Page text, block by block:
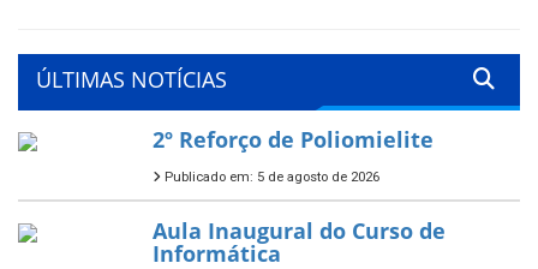
ÚLTIMAS NOTÍCIAS
2º Reforço de Poliomielite
Publicado em: 5 de agosto de 2026
Aula Inaugural do Curso de
Informática